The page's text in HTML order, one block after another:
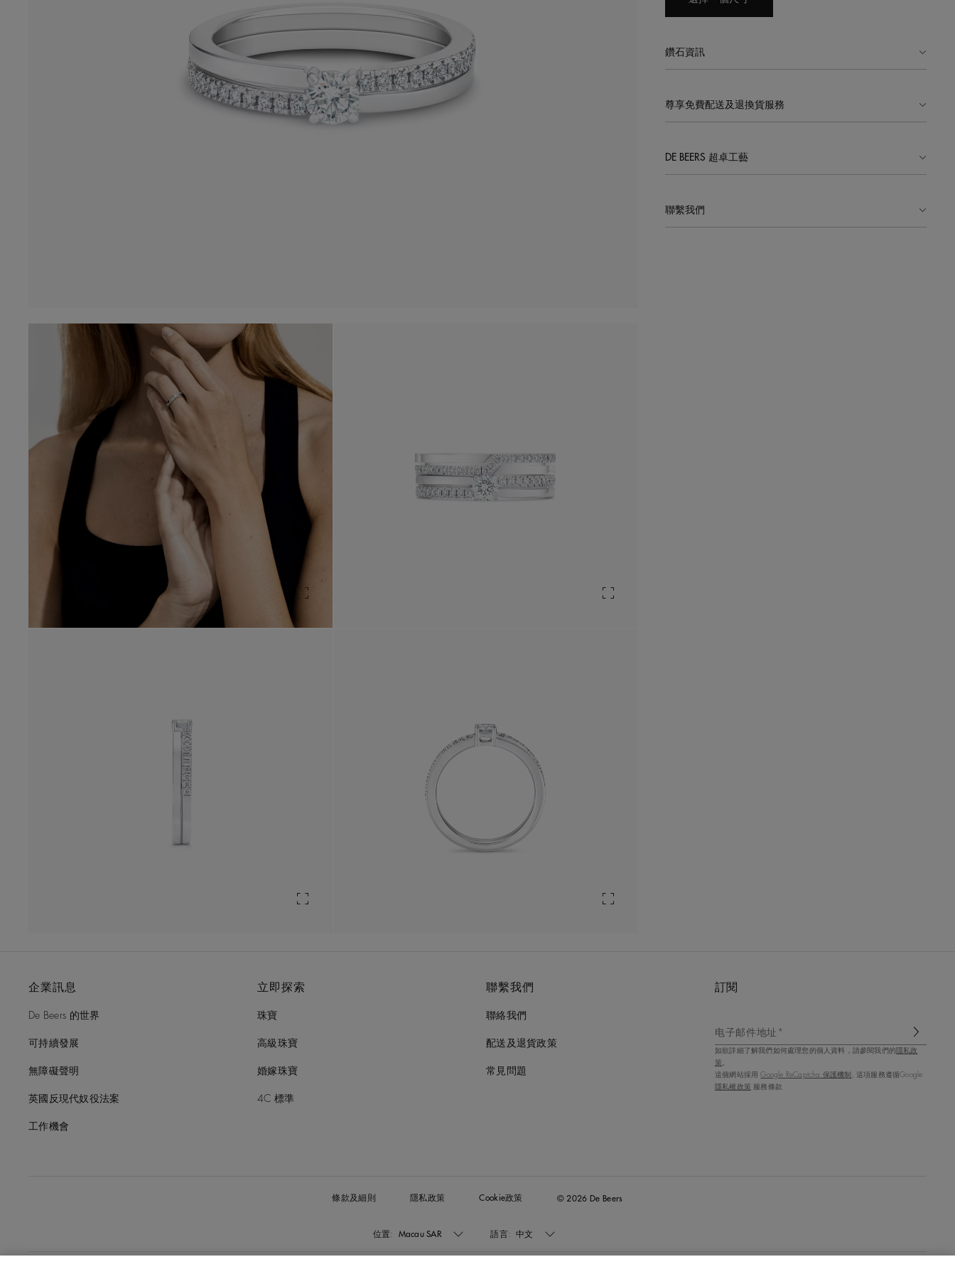
鑽石資訊
尊享免費配送及退換貨服務
DE BEERS 超卓工藝
聯繫我們
企業訊息
De Beers 的世界
可持續發展
無障礙聲明
英國反現代奴役法案
工作機會
立即探索
珠寶
高級珠寶
婚嫁珠寶
4C 標準
聯繫我們
聯絡我們
配送及退貨政策
常見問題
訂閱
电子邮件地址*
如欲詳細了解我們如何處理您的個人資料，請參閱我們的 隱私政
策 。
這個網站採用Google ReCaptcha 保護機制 , 這項服務遵循Google
隱私權政策 服務條款
條款及細則 隱私政策 Cookie政策 © 2026 De Beers
位置: Macau SAR 語言: 中文